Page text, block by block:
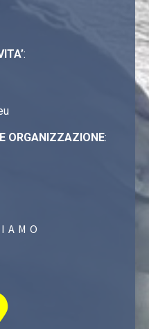
:
ORGANIZZAZIONE: